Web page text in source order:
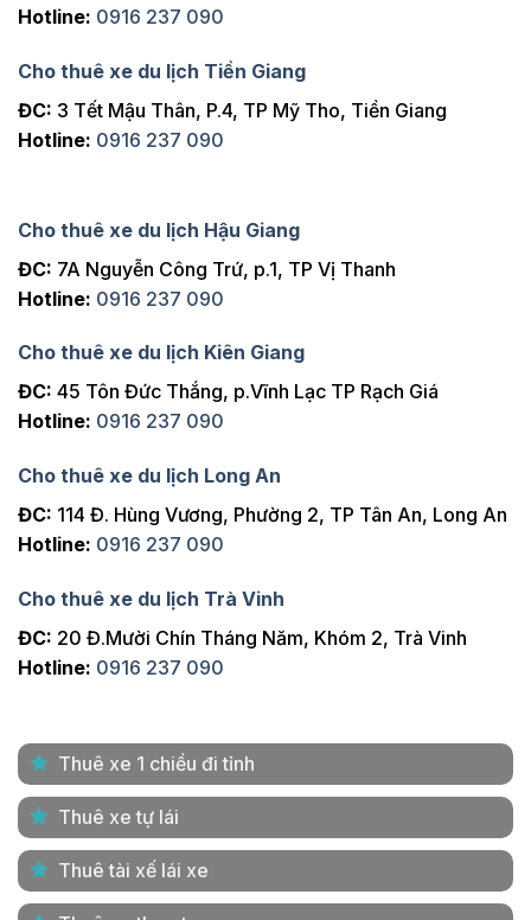
Hotline: 0916 237 090
Cho thuê xe du lịch Tiền Giang
ĐC: 3 Tết Mậu Thân, P.4, TP Mỹ Tho, Tiền Giang
Hotline: 0916 237 090
Cho thuê xe du lịch Hậu Giang
ĐC: 7A Nguyễn Công Trứ, p.1, TP Vị Thanh
Hotline: 0916 237 090
Cho thuê xe du lịch Kiên Giang
ĐC: 45 Tôn Đức Thắng, p.Vĩnh Lạc TP Rạch Giá
Hotline: 0916 237 090
Cho thuê xe du lịch Long An
ĐC: 114 Đ. Hùng Vương, Phường 2, TP Tân An, Long An
Hotline: 0916 237 090
Cho thuê xe du lịch Trà Vinh
ĐC: 20 Đ.Mười Chín Tháng Năm, Khóm 2, Trà Vinh
Hotline: 0916 237 090
Thuê xe 1 chiều đi tỉnh
Thuê xe tự lái
Thuê tài xế lái xe